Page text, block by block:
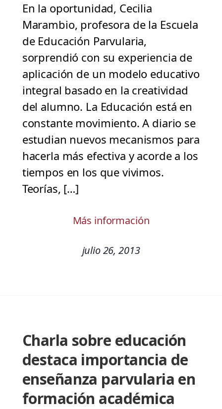
En la oportunidad, Cecilia
Marambio, profesora de la Escuela
de Educación Parvularia,
sorprendió con su experiencia de
aplicación de un modelo educativo
integral basado en la creatividad
del alumno. La Educación está en
constante movimiento. A diario se
estudian nuevos mecanismos para
hacerla más efectiva y acorde a los
tiempos en los que vivimos.
Teorías, […]
Más información
julio 26, 2013
Charla sobre educación
destaca importancia de
enseñanza parvularia en
formación académica